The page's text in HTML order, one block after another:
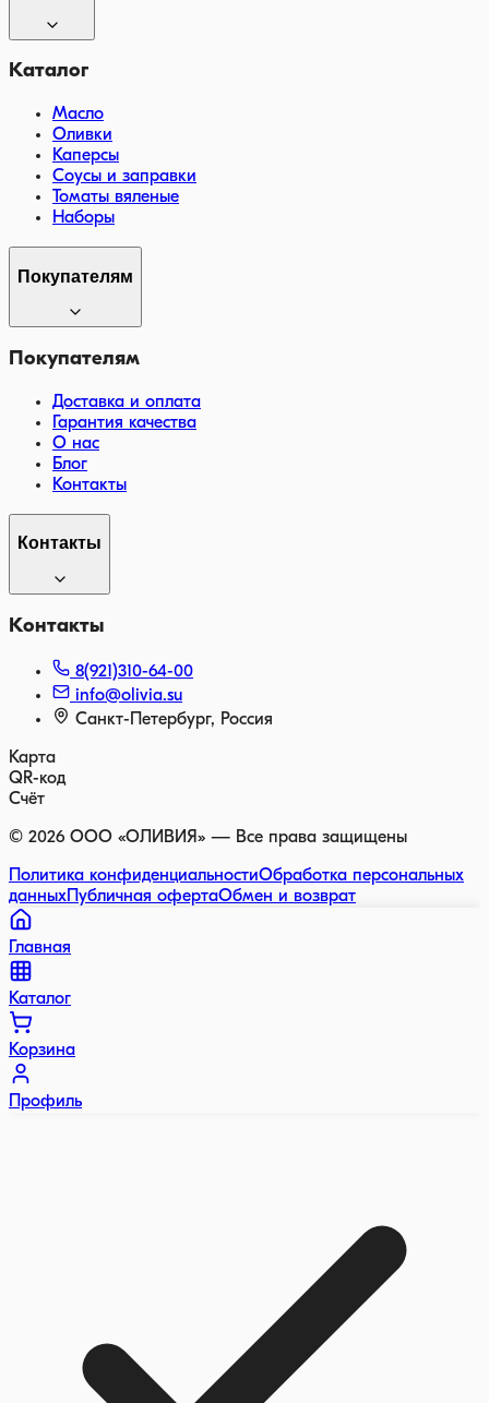
Каталог
Масло
Оливки
Каперсы
Соусы и заправки
Томаты вяленые
Наборы
Покупателям
Покупателям
Доставка и оплата
Гарантия качества
О нас
Блог
Контакты
Контакты
Контакты
8(921)310-64-00
info@olivia.su
Санкт-Петербург, Россия
Карта
QR-код
Счёт
© 2026 ООО «ОЛИВИЯ» — Все права защищены
Политика конфиденциальностиОбработка персональных
данныхПубличная офертаОбмен и возврат
Главная
Каталог
Корзина
Профиль